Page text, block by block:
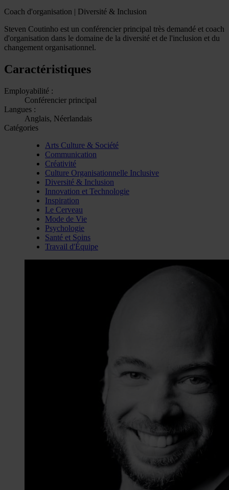
Coach d'organisation | Diversité & Inclusion
Steven Coutinho est un conférencier principal très demandé et coach
d'organisation dans le domaine de la diversité et de l'inclusion et du
changement organisationnel.
Caractéristiques
Employabilité :
Conférencier principal
Langues :
Anglais, Néerlandais
Catégories
Arts Culture & Société
Communication
Créativité
Culture Organisationnelle Inclusive
Diversité & Inclusion
Innovation et Technologie
Inspiration
Le Cerveau
Mode de Vie
Psychologie
Santé et Soins
Travail d'Équipe